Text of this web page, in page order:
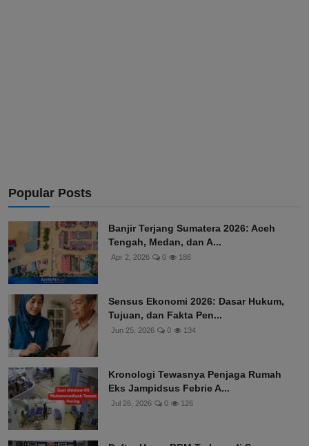
Popular Posts
Banjir Terjang Sumatera 2026: Aceh
Tengah, Medan, dan A...
Apr 2, 2026 0 186
Sensus Ekonomi 2026: Dasar Hukum,
Tujuan, dan Fakta Pen...
Jun 25, 2026 0 134
Kronologi Tewasnya Penjaga Rumah
Eks Jampidsus Febrie A...
Jul 26, 2026 0 126